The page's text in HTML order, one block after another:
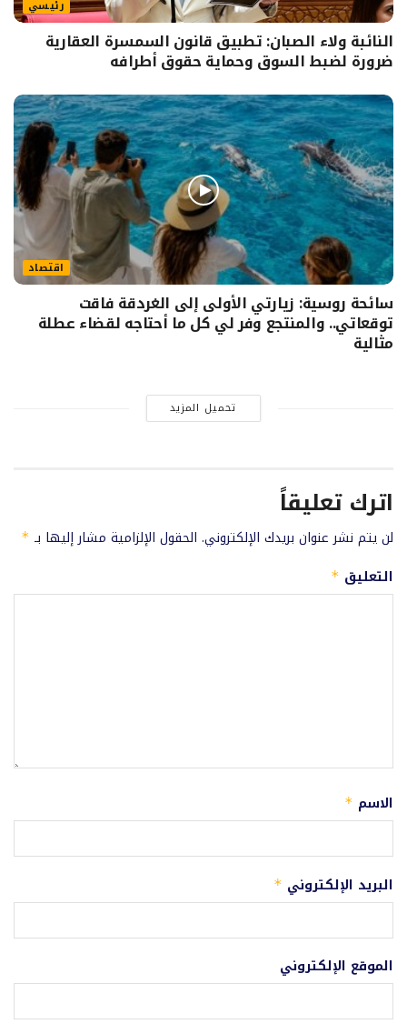
رئيسي
النائبة ولاء الصبان: تطبيق قانون السمسرة العقارية
ضرورة لضبط السوق وحماية حقوق أطرافه
اقتصاد
سائحة روسية: زيارتي الأولى إلى الغردقة فاقت
توقعاتي.. والمنتجع وفر لي كل ما أحتاجه لقضاء عطلة
مثالية
تحميل المزيد
اترك تعليقاً
لن يتم نشر عنوان بريدك الإلكتروني. الحقول الإلزامية مشار إليها بـ *
التعليق *
الاسم *
البريد الإلكتروني *
الموقع الإلكتروني